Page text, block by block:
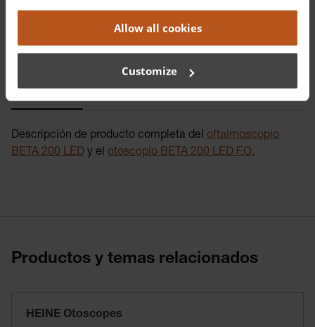
Allow all cookies
Customize
USB y fuente de alimentación de enchufe.
Descripción de producto completa del oftalmoscopio
BETA 200 LED y el otoscopio BETA 200 LED F.O.
Productos y temas relacionados
HEINE Otoscopes